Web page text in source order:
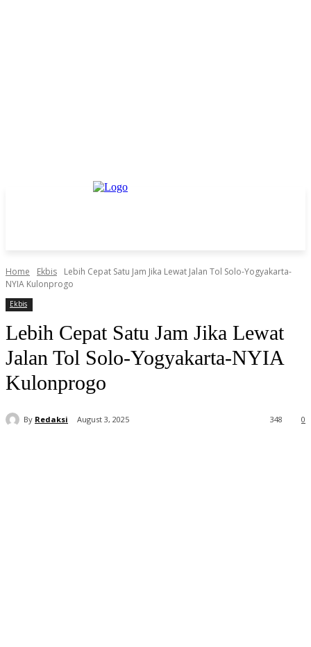
Home Ekbis
Lebih Cepat Satu Jam Jika Lewat Jalan Tol Solo-Yogyakarta-
NYIA Kulonprogo
Ekbis
Lebih Cepat Satu Jam Jika Lewat
Jalan Tol Solo-Yogyakarta-NYIA
Kulonprogo
By Redaksi August 3, 2025 0
348